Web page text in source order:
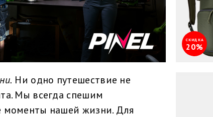
СКИДКА
20%
Ни одно путешествие не
Мы всегда спешим
моменты нашей жизни. Для